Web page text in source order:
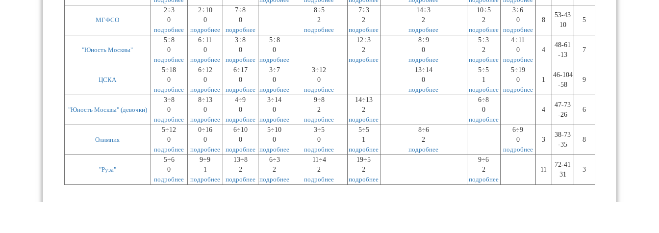
МГФСО
2÷3
0
подробнее
2÷10
0
подробнее
7÷8
0
подробнее
8÷5
2
подробнее
7÷3
2
подробнее
14÷3
2
подробнее
10÷5
2
подробнее
3÷6
0
подробнее
8
53-43
10
5
"Юность Москвы"
5÷8
0
подробнее
6÷11
0
подробнее
3÷8
0
подробнее
5÷8
0
подробнее
12÷3
2
подробнее
8÷9
0
подробнее
5÷3
2
подробнее
4÷11
0
подробнее
4
48-61
-13
7
ЦСКА
5÷18
0
подробнее
6÷12
0
подробнее
6÷17
0
подробнее
3÷7
0
подробнее
3÷12
0
подробнее
13÷14
0
подробнее
5÷5
1
подробнее
5÷19
0
подробнее
1
46-104
-58
9
"Юность Москвы" (девочки)
3÷8
0
подробнее
8÷13
0
подробнее
4÷9
0
подробнее
3÷14
0
подробнее
9÷8
2
подробнее
14÷13
2
подробнее
6÷8
0
подробнее
4
47-73
-26
6
Олимпия
5÷12
0
подробнее
0÷16
0
подробнее
6÷10
0
подробнее
5÷10
0
подробнее
3÷5
0
подробнее
5÷5
1
подробнее
8÷6
2
подробнее
6÷9
0
подробнее
3
38-73
-35
8
"Руза"
5÷6
0
подробнее
9÷9
1
подробнее
13÷8
2
подробнее
6÷3
2
подробнее
11÷4
2
подробнее
19÷5
2
подробнее
9÷6
2
подробнее
11
72-41
31
3